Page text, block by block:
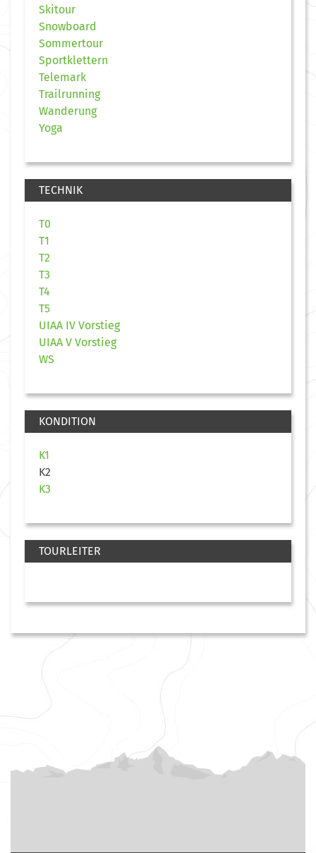
Skitour
Snowboard
Sommertour
Sportklettern
Telemark
Trailrunning
Wanderung
Yoga
TECHNIK
T0
T1
T2
T3
T4
T5
UIAA IV Vorstieg
UIAA V Vorstieg
WS
KONDITION
K1
K2
K3
TOURLEITER